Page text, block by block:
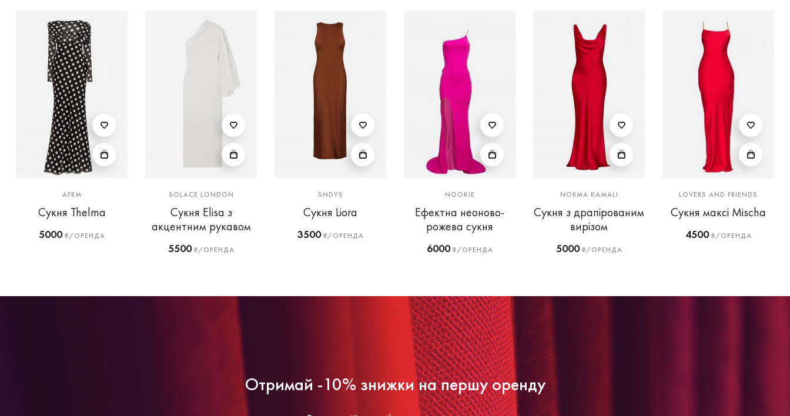
AFRM
Сукня Thelma
5000₴/ОРЕНДА
SOLACE LONDON
Сукня Elisa з
акцентним рукавом
5500₴/ОРЕНДА
SNDYS
Сукня Liora
3500₴/ОРЕНДА
NOOKIE
Ефектна неоново-
рожева сукня
6000₴/ОРЕНДА
NORMA KAMALI
Сукня з драпірованим
вирізом
5000₴/ОРЕНДА
LOVERS AND FRIENDS
Сукня максі Mischa
4500₴/ОРЕНДА
Отримай -10% знижки на першу оренду